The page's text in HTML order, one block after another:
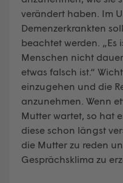
verändert haben. Im
Demenzerkrankten
beachtet werden.
Menschen nicht
etwas falsch ist.“
einzugehen und die
anzunehmen. Wenn
Mutter wartet, so hat
diese schon längst
die Mutter zu reden
Gesprächsklima zu